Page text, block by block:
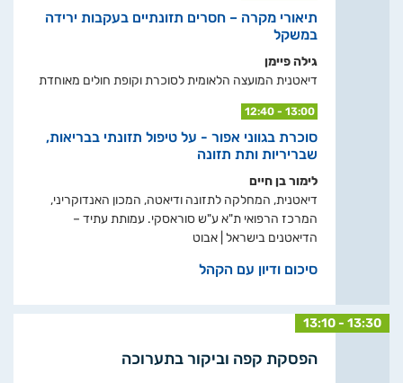
תיאורי מקרה – חסרים תזונתיים בעקבות ירידה
במשקל
גילה פיימן
דיאטנית המועצה הלאומית לסוכרת וקופת חולים מאוחדת
12:40 - 13:00
סוכרת בגווני אפור - על טיפול תזונתי בבריאות,
שבריריות ותת תזונה
לימור בן חיים
דיאטנית, המחלקה לתזונה ודיאטה, המכון האנדוקריני,
המרכז הרפואי ת"א ע"ש סוראסקי. עמותת עתיד –
הדיאטנים בישראל | אבוט
סיכום ודיון עם הקהל
13:10 - 13:30
הפסקת קפה וביקור בתערוכה